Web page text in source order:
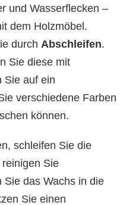
und Wasserflecken –
dem Holzmöbel.
durch Abschleifen.
Sie diese mit
Sie auf ein
verschiedene Farben
können.
schleifen Sie die
Sie
das Wachs in die
Sie einen